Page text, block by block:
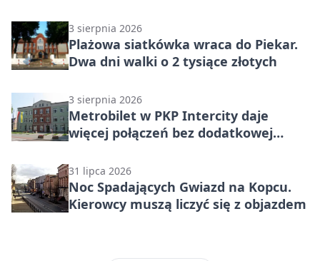
3 sierpnia 2026
Plażowa siatkówka wraca do Piekar.
Dwa dni walki o 2 tysiące złotych
3 sierpnia 2026
Metrobilet w PKP Intercity daje
więcej połączeń bez dodatkowej
31 lipca 2026
Noc Spadających Gwiazd na Kopcu.
Kierowcy muszą liczyć się z objazdem